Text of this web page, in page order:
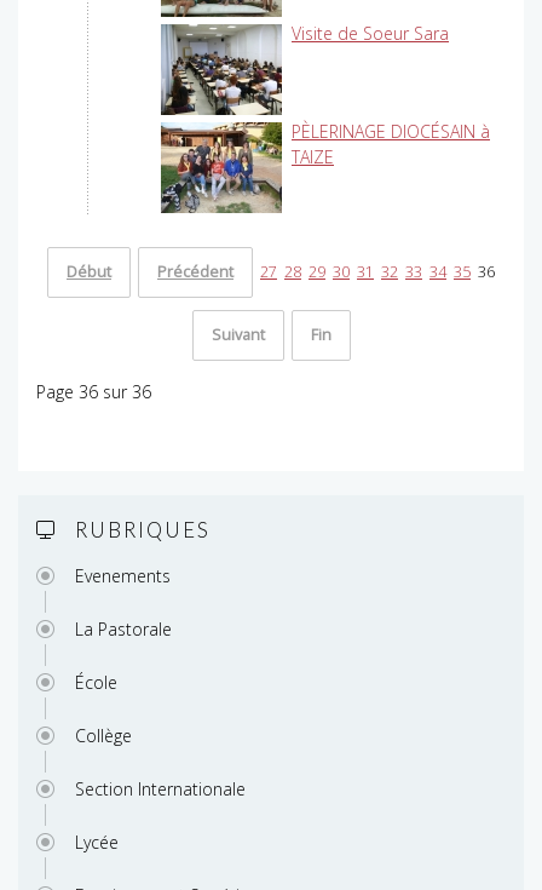
Visite de Soeur Sara
PÈLERINAGE DIOCÉSAIN à
TAIZE
Début Précédent 27 28 29 30 31 32 33 34 35 36
Suivant Fin
Page 36 sur 36
RUBRIQUES
Evenements
La Pastorale
École
Collège
Section Internationale
Lycée